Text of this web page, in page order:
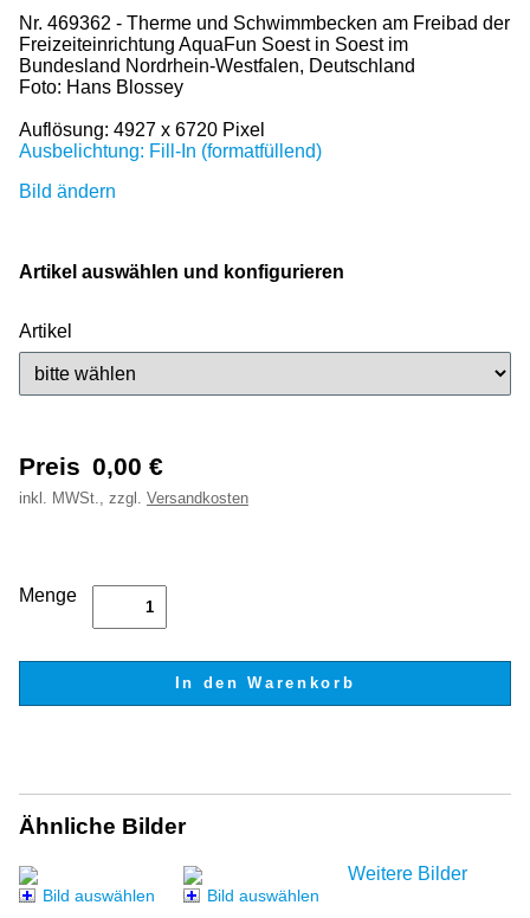
Nr. 469362 - Therme und Schwimmbecken am Freibad der
Freizeiteinrichtung AquaFun Soest in Soest im
Bundesland Nordrhein-Westfalen, Deutschland
Foto: Hans Blossey
Auflösung: 4927 x 6720 Pixel
Ausbelichtung: Fill-In (formatfüllend)
Bild ändern
Artikel auswählen und konfigurieren
Artikel
Preis 0,00 €
inkl. MWSt., zzgl. Versandkosten
Menge
Ähnliche Bilder
Bild auswählen Bild auswählen
Weitere Bilder